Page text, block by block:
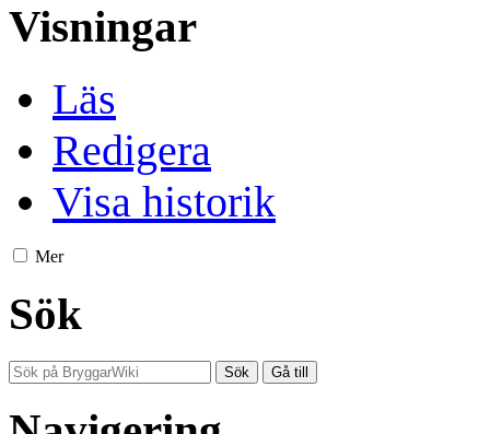
Visningar
Läs
Redigera
Visa historik
Mer
Sök